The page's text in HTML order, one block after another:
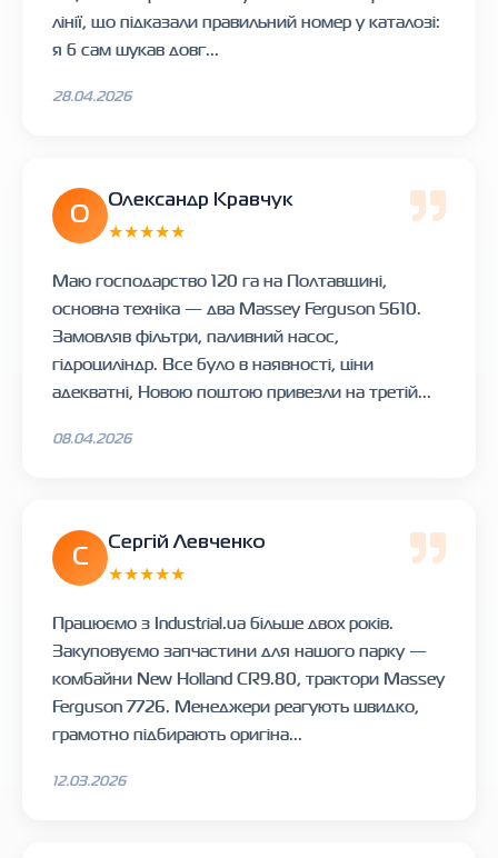
лінії, що підказали правильний номер у каталозі:
я б сам шукав довг...
28.04.2026
О
Олександр Кравчук
★★★★★
Маю господарство 120 га на Полтавщині,
основна техніка — два Massey Ferguson 5610.
Замовляв фільтри, паливний насос,
гідроциліндр. Все було в наявності, ціни
адекватні, Новою поштою привезли на третій...
08.04.2026
С
Сергій Левченко
★★★★★
Працюємо з Industrial.ua більше двох років.
Закуповуємо запчастини для нашого парку —
комбайни New Holland CR9.80, трактори Massey
Ferguson 7726. Менеджери реагують швидко,
грамотно підбирають оригіна...
12.03.2026